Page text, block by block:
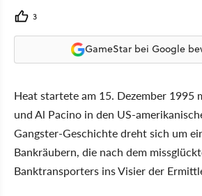
3
GameStar bei Google
Heat startete am 15. Dezember 1995
und Al Pacino in den US-
Gangster-Geschichte dreht sich um
Bankräubern, die nach dem
Banktransporters ins Visier der